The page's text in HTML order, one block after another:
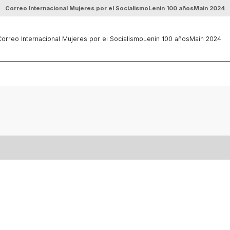
Correo Internacional Mujeres por el SocialismoLenin 100 añosMain 2024
Internacional Mujeres por el SocialismoLenin 100 añosMain 2024